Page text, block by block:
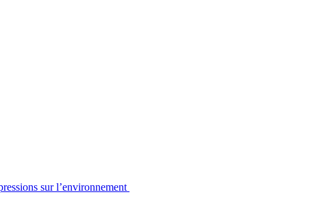
sur l’environnement